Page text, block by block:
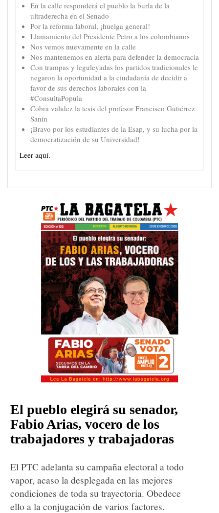
En la calle responderá el pueblo la burla de la
ultraderecha en el Senado
Por la reforma laboral, ¡huelga general!
Llamamiento del Presidente Petro a los colombianos
Nos vemos nuevamente en la calle
Nos mantenemos en alerta para defender la democracia
Con trampas y leguleyadas los partidos tradicionales le
negaron la oportunidad a la ciudadanía de decidir a
favor de sus derechos laborales con la
#ConsultaPopula
Cobra validez la tesis del profesor Francisco Gutiérrez
Sanín
¡Bravo por los estudiantes de la Esap, y su lucha por la
democratización de su Universidad!
Leer aquí.
El pueblo elegirá su senador,
Fabio Arias, vocero de los
trabajadores y trabajadoras
El PTC adelanta su campaña electoral a todo
vapor, acaso la desplegada en las mejores
condiciones de toda su trayectoria. Obedece
ello a la conjugación de varios factores.